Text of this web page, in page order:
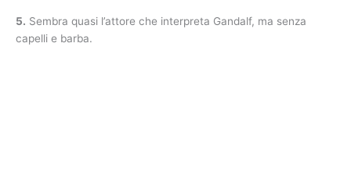
5. Sembra quasi l’attore che interpreta Gandalf, ma senza
capelli e barba.